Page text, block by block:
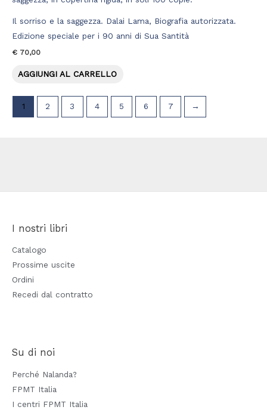
Il sorriso e la saggezza. Dalai Lama, Biografia autorizzata.
Edizione speciale per i 90 anni di Sua Santità
€ 70,00
AGGIUNGI AL CARRELLO
1 2 3 4 5 6 7 →
I nostri libri
Catalogo
Prossime uscite
Ordini
Recedi dal contratto
Su di noi
Perché Nalanda?
FPMT Italia
I centri FPMT Italia